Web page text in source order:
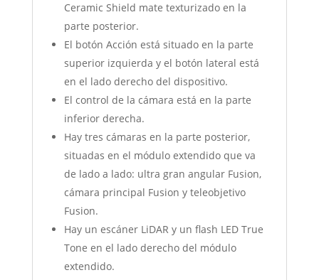
Ceramic Shield mate texturizado en la
parte posterior.
El botón Acción está situado en la parte
superior izquierda y el botón lateral está
en el lado derecho del dispositivo.
El control de la cámara está en la parte
inferior derecha.
Hay tres cámaras en la parte posterior,
situadas en el módulo extendido que va
de lado a lado: ultra gran angular Fusion,
cámara principal Fusion y teleobjetivo
Fusion.
Hay un escáner LiDAR y un flash LED True
Tone en el lado derecho del módulo
extendido.